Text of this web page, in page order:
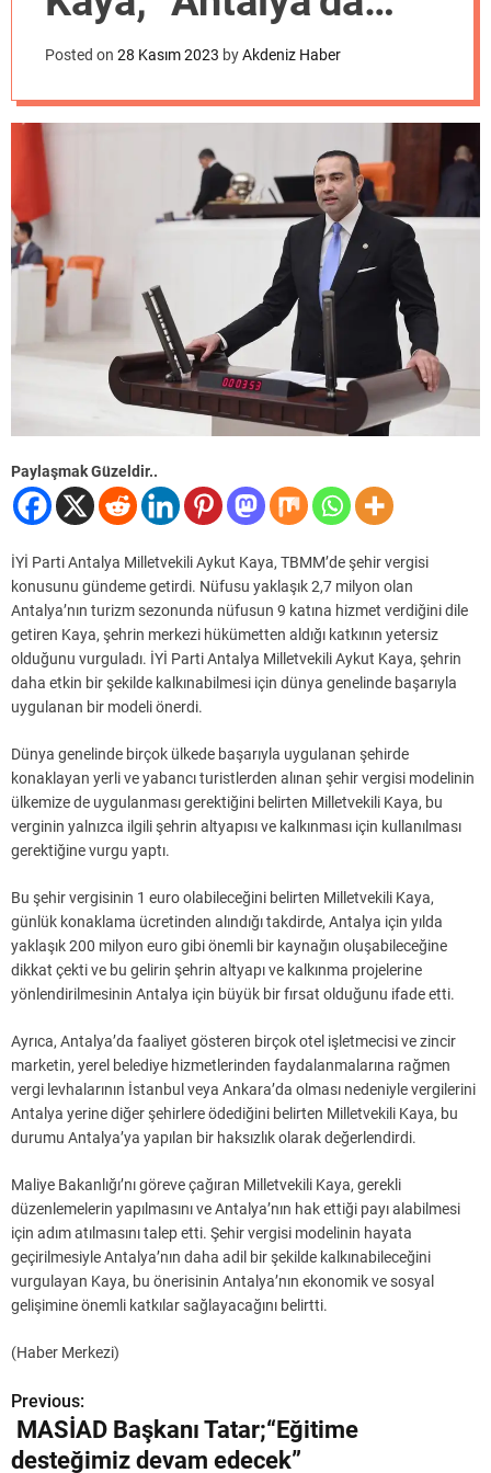
şehir vergisi
uygulanmalı”
Posted on 28 Kasım 2023 byAkdeniz Haber
Paylaşmak Güzeldir..
İYİ Parti Antalya Milletvekili Aykut Kaya, TBMM’de şehir vergisi
konusunu gündeme getirdi. Nüfusu yaklaşık 2,7 milyon olan
Antalya’nın turizm sezonunda nüfusun 9 katına hizmet verdiğini dile
getiren Kaya, şehrin merkezi hükümetten aldığı katkının yetersiz
olduğunu vurguladı. İYİ Parti Antalya Milletvekili Aykut Kaya, şehrin
daha etkin bir şekilde kalkınabilmesi için dünya genelinde başarıyla
uygulanan bir modeli önerdi.
Dünya genelinde birçok ülkede başarıyla uygulanan şehirde
konaklayan yerli ve yabancı turistlerden alınan şehir vergisi modelinin
ülkemize de uygulanması gerektiğini belirten Milletvekili Kaya, bu
verginin yalnızca ilgili şehrin altyapısı ve kalkınması için kullanılması
gerektiğine vurgu yaptı.
Bu şehir vergisinin 1 euro olabileceğini belirten Milletvekili Kaya,
günlük konaklama ücretinden alındığı takdirde, Antalya için yılda
yaklaşık 200 milyon euro gibi önemli bir kaynağın oluşabileceğine
dikkat çekti ve bu gelirin şehrin altyapı ve kalkınma projelerine
yönlendirilmesinin Antalya için büyük bir fırsat olduğunu ifade etti.
Ayrıca, Antalya’da faaliyet gösteren birçok otel işletmecisi ve zincir
marketin, yerel belediye hizmetlerinden faydalanmalarına rağmen
vergi levhalarının İstanbul veya Ankara’da olması nedeniyle vergilerini
Antalya yerine diğer şehirlere ödediğini belirten Milletvekili Kaya, bu
durumu Antalya’ya yapılan bir haksızlık olarak değerlendirdi.
Maliye Bakanlığı’nı göreve çağıran Milletvekili Kaya, gerekli
düzenlemelerin yapılmasını ve Antalya’nın hak ettiği payı alabilmesi
için adım atılmasını talep etti. Şehir vergisi modelinin hayata
geçirilmesiyle Antalya’nın daha adil bir şekilde kalkınabileceğini
vurgulayan Kaya, bu önerisinin Antalya’nın ekonomik ve sosyal
gelişimine önemli katkılar sağlayacağını belirtti.
(Haber Merkezi)
Y
a
Previous:
MASİAD Başkanı Tatar;“Eğitime
desteğimiz devam edecek”